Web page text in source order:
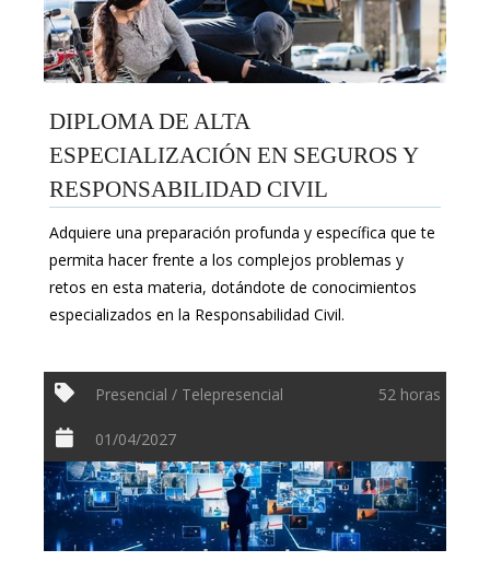
DIPLOMA DE ALTA
ESPECIALIZACIÓN EN SEGUROS Y
RESPONSABILIDAD CIVIL
Adquiere una preparación profunda y específica que te
permita hacer frente a los complejos problemas y
retos en esta materia, dotándote de conocimientos
especializados en la Responsabilidad Civil.
Presencial / Telepresencial 52 horas
01/04/2027